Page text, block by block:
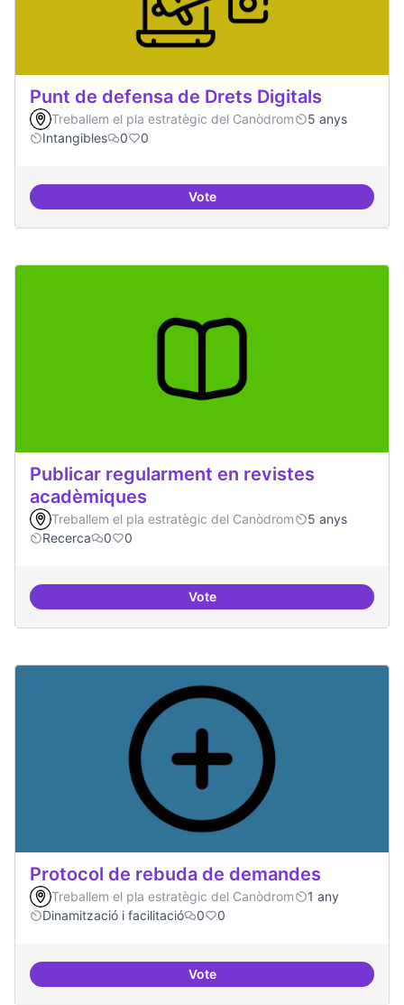
Punt de defensa de Drets Digitals
Treballem el pla estratègic del Canòdrom
5 anys
Intangibles
0 0
VotePunt de defensa de Drets Digitals
Publicar regularment en revistes
acadèmiques
Treballem el pla estratègic del Canòdrom
5 anys
Recerca
0 0
VotePublicar regularment en
Protocol de rebuda de demandes
Treballem el pla estratègic del Canòdrom
1 any
Dinamització i facilitació
0 0
VoteProtocol de rebuda de demandes